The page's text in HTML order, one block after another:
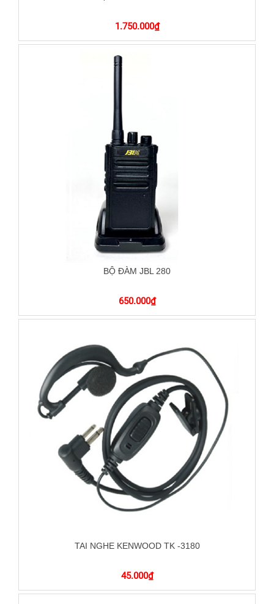
1.750.000₫
BỘ ĐÀM JBL 280
650.000₫
TAI NGHE KENWOOD TK -3180
45.000₫